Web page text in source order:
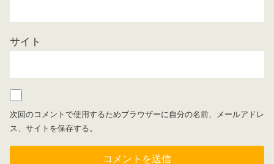
サイト
次回のコメントで使用するためブラウザーに自分の名前、メールアドレ
ス、サイトを保存する。